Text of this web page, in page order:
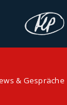
& Gespräche